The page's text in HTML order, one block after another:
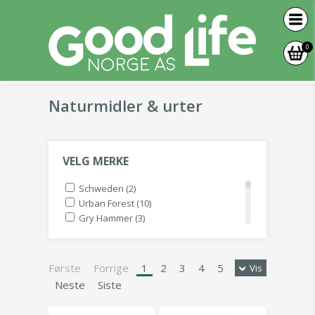
0
Naturmidler & urter
VELG MERKE
Schweden (2)
Urban Forest (10)
Gry Hammer (3)
Bio Life (2)
Bioform (4)
Biosan (6)
Første Forrige 1 2 3 4
5
Neste
Siste
Vis